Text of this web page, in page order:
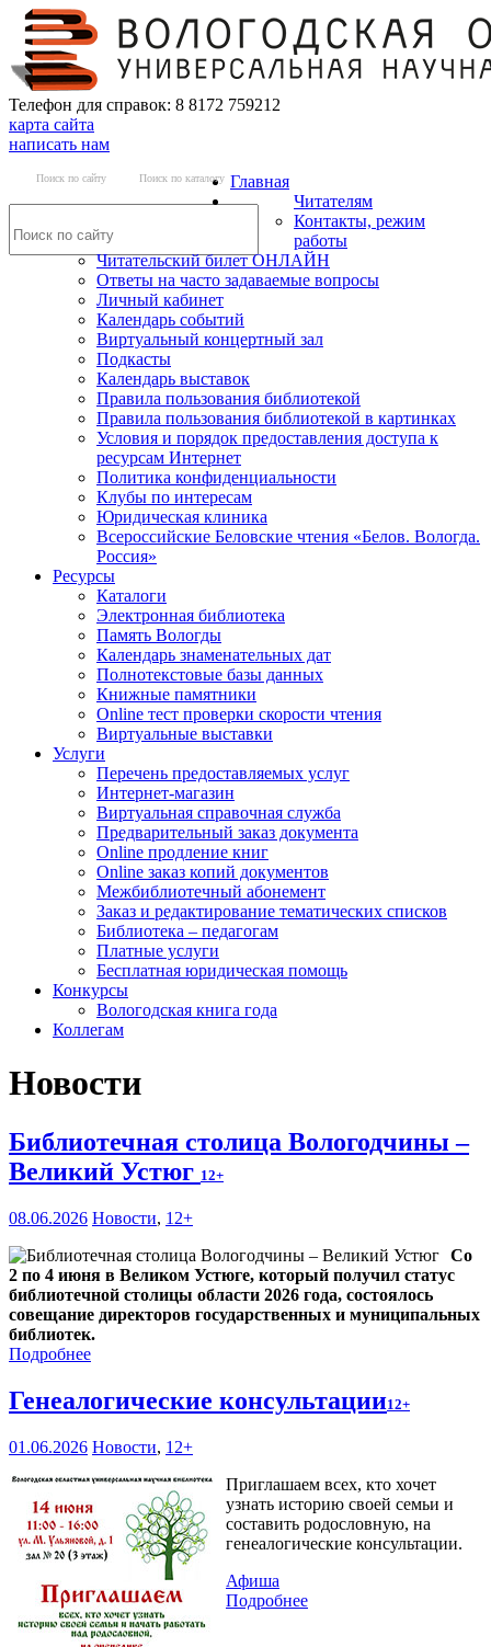
Телефон для справок: 8 8172 759212
карта сайта
написать нам
Поиск по сайту Поиск по каталогу Главная
Читателям
Контакты, режим
работы
Читательский билет ОНЛАЙН
Ответы на часто задаваемые вопросы
Личный кабинет
Календарь событий
Виртуальный концертный зал
Подкасты
Календарь выставок
Правила пользования библиотекой
Правила пользования библиотекой в картинках
Условия и порядок предоставления доступа к
ресурсам Интернет
Политика конфиденциальности
Клубы по интересам
Юридическая клиника
Всероссийские Беловские чтения «Белов. Вологда.
Россия»
Ресурсы
Каталоги
Электронная библиотека
Память Вологды
Календарь знаменательных дат
Полнотекстовые базы данных
Книжные памятники
Online тест проверки скорости чтения
Виртуальные выставки
Услуги
Перечень предоставляемых услуг
Интернет-магазин
Виртуальная справочная служба
Предварительный заказ документа
Online продление книг
Online заказ копий документов
Межбиблиотечный абонемент
Заказ и редактирование тематических списков
Библиотека – педагогам
Платные услуги
Бесплатная юридическая помощь
Конкурсы
Вологодская книга года
Коллегам
Новости
Библиотечная столица Вологодчины –
Великий Устюг 12+
08.06.2026 Новости, 12+
Со
2 по 4 июня в Великом Устюге, который получил статус
библиотечной столицы области 2026 года, состоялось
совещание директоров государственных и муниципальных
библиотек.
Подробнее
Генеалогические консультации12+
01.06.2026 Новости, 12+
Приглашаем всех, кто хочет
узнать историю своей семьи и
составить родословную, на
генеалогические консультации.
Афиша
Подробнее